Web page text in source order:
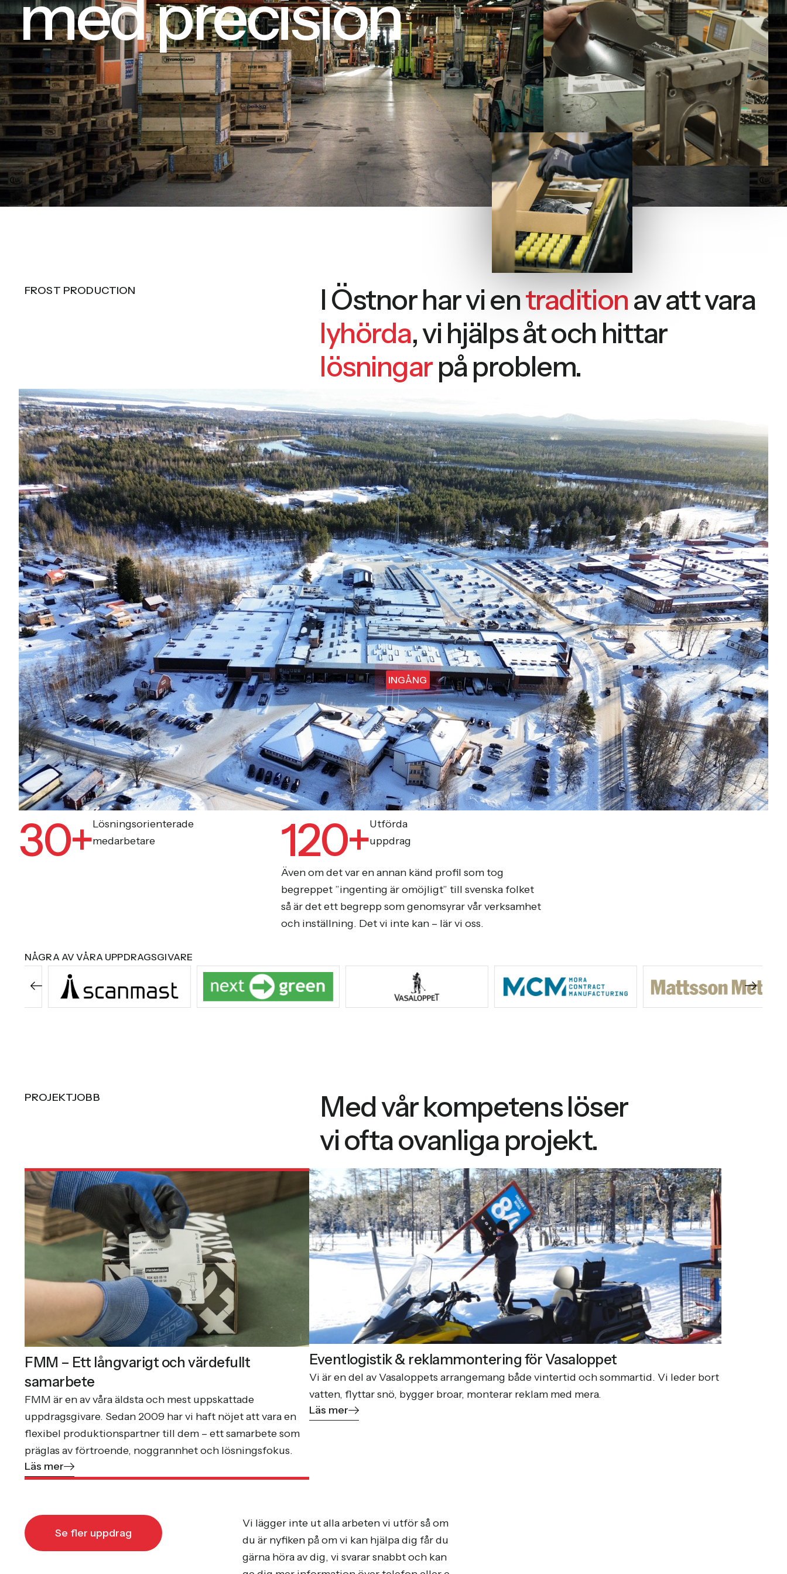
med precision
FROST PRODUCTION I Östnor har vi entraditionav att vara
lyhörda, vi hjälps åt och hittar
lösningarpå problem.
INGÅNG
30+Lösningsorienterade
medarbetare
120+Utförda
uppdrag
Även om det var en annan känd profil som tog
begreppet ”ingenting är omöjligt” till svenska folket
så är det ett begrepp som genomsyrar vår verksamhet
och inställning. Det vi inte kan – lär vi oss.
NÅGRA AV VÅRA UPPDRAGSGIVARE
PROJEKTJOBB
Med vår kompetens löser
vi ofta ovanliga projekt.
FMM – Ett långvarigt och värdefullt
samarbete
FMM är en av våra äldsta och mest uppskattade
uppdragsgivare. Sedan 2009 har vi haft nöjet att vara en
flexibel produktionspartner till dem – ett samarbete som
präglas av förtroende, noggrannhet och lösningsfokus.
Läs mer
Eventlogistik & reklammontering för Vasaloppet
Vi är en del av Vasaloppets arrangemang både vintertid och sommartid. Vi leder bort
vatten, flyttar snö, bygger broar, monterar reklam med mera.
Läs mer
Se fler uppdrag
Vi lägger inte ut alla arbeten vi utför så om
du är nyfiken på om vi kan hjälpa dig får du
gärna höra av dig, vi svarar snabbt och kan